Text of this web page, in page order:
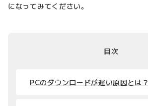
になってみてください。
目次
PCのダウンロードが遅い原因とは？